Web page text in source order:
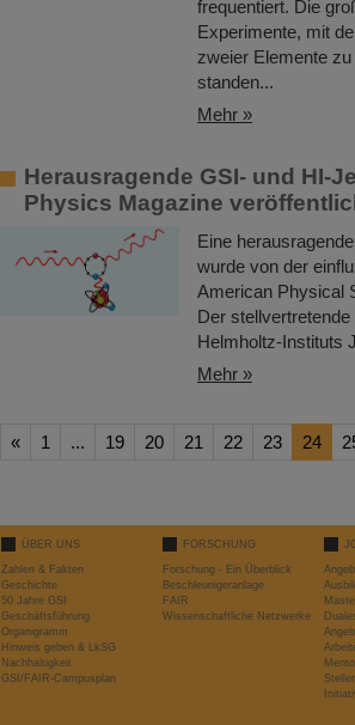
frequentiert. Die
Experimente, mit
zweier Elemente
standen...
Mehr »
Herausragende GSI- und HI-
Physics Magazine
Eine
wurde von der
American Physical
Der
Helmholtz-Instituts
Mehr »
« 1 ... 19 20 21 22 23 24
ÜBER UNS
Zahlen & Fakten
Geschichte
50 Jahre GSI
Geschäftsführung
Organigramm
Hinweis geben & LkSG
Nachhaltigkeit
GSI/FAIR-Campusplan
FORSCHUNG
Forschung - Ein Überblick
Beschleunigeranlage
FAIR
Wissenschaftliche Netzwerke